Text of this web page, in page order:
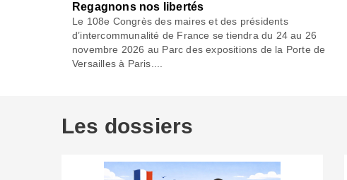
Regagnons nos libertés
Le 108e Congrès des maires et des présidents
d’intercommunalité de France se tiendra du 24 au 26
novembre 2026 au Parc des expositions de la Porte de
Versailles à Paris....
Les dossiers